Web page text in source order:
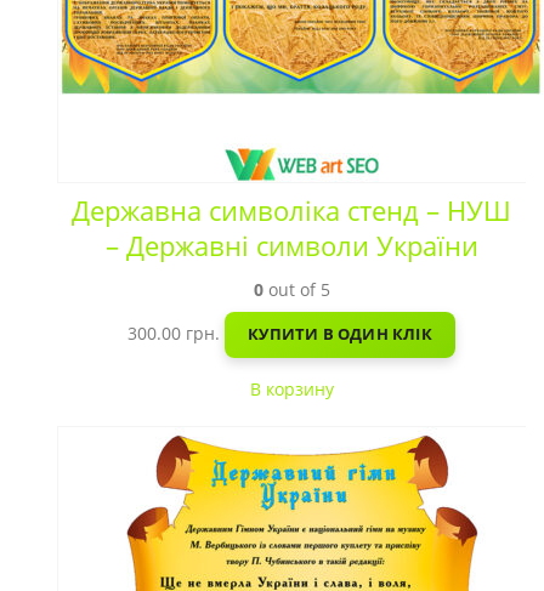
Державна символіка стенд – НУШ
– Державні символи України
0out of 5
300.00 грн. КУПИТИ В ОДИН КЛІК
В корзину